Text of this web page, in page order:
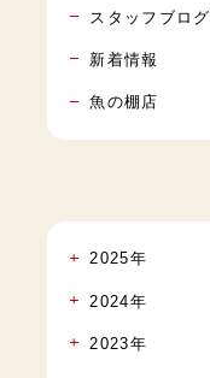
スタッフブログ
新着情報
魚の棚店
2025年
2024年
2023年